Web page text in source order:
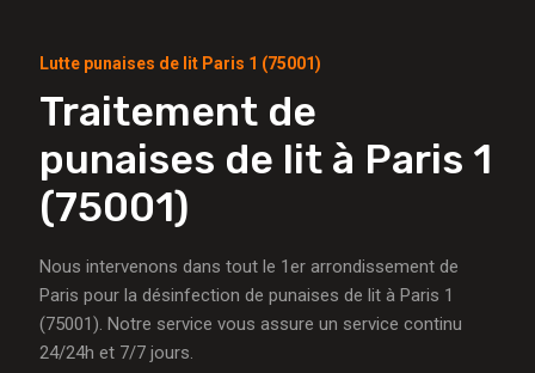
Lutte punaises de lit Paris 1 (75001)
Traitement de
punaises de lit à Paris 1
(75001)
Nous intervenons dans tout le 1er arrondissement de
Paris pour la désinfection de punaises de lit à Paris 1
(75001). Notre service vous assure un service continu
24/24h et 7/7 jours.